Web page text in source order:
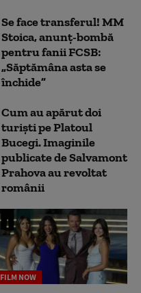
Se face transferul! MM
Stoica, anunț-bombă
pentru fanii FCSB:
„Săptămâna asta se
închide”
Cum au apărut doi
turiști pe Platoul
Bucegi. Imaginile
publicate de Salvamont
Prahova au revoltat
românii
FILM NOW